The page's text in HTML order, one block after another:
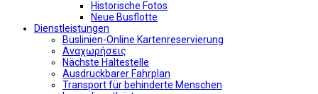
Historische Fotos
Neue Busflotte
Dienstleistungen
Buslinien-Online Kartenreservierung
Αναχωρήσεις
Nächste Haltestelle
Αusdruckbarer Fahrplan
Transport für behinderte Menschen